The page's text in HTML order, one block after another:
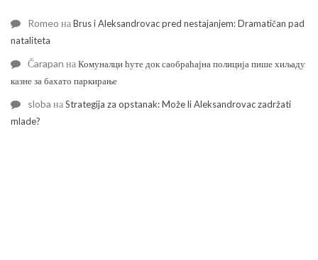
Romeo наBrus i Aleksandrovac pred nestajanjem: Dramatičan pad
nataliteta
Čarapan наКомуналци ћуте док саобраћајна полиција пише хиљаду
казне за бахато паркирање
sloba наStrategija za opstanak: Može li Aleksandrovac zadržati
mlade?